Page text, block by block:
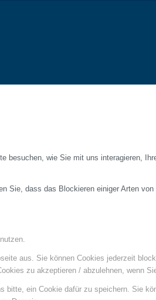
besuchen, wie Sie mit uns interagieren,
Sie, dass das Blockieren einiger Arten
aus. Sie können Cookies jederzeit
zu akzeptieren / abzulehnen, wenn
ein Cookie dafür zu speichern. Sie